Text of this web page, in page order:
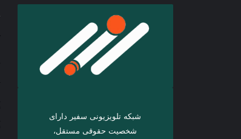
شبکه تلویزیونی سفیر دارای
شخصیت حقوقی مستقل،